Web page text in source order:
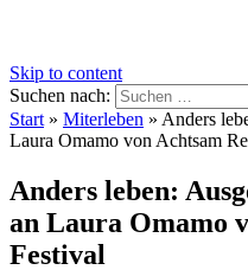
Skip to content
Suchen nach:
Start » Miterleben » Anders
Laura Omamo von Achtsam
Anders leben:
an Laura Omamo
Festival